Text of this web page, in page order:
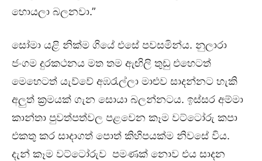
හොයලා බලනවා.”
සෝමා යළි නික්ම ගියේ එසේ පවසමින්ය. නුලාරා
ජංගම දුරකථනය මත තම ඇඟිලි තුඩු එහෙටත්
මෙහෙටත් යැව්වේ අඹරැල්ලා මාළුව සාදන්නට හැකි
අලුත් ක්‍රමයක් ගැන සොයා බලන්නටය. ඉස්සර අම්මා
කාන්තා පුවත්පත්වල පළවෙන කෑම වට්ටෝරු කපා
එකතු කර සාදාගත් පොත් කිහිපයක්ම නිවසේ විය.
දැන් කෑම වට්ටෝරුව පමණක් නොව එය සාදන